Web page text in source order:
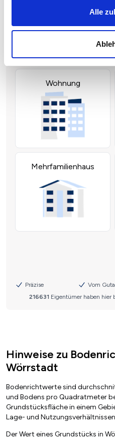
Alle
Hinweise zu
Wörrstadt
Bodenrichtwerte sind
und Bodens pro Quadratmeter
Grundstücksfläche in einem
Lage- und
Der Wert eines Grundstücks in